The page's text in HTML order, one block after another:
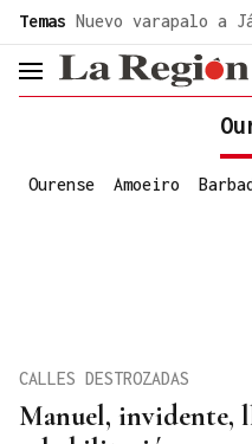
Temas Nuevo varapalo a
header.menu.open
Ourense Amoeiro
Manuel, invidente,
CALLES DESTROZADAS